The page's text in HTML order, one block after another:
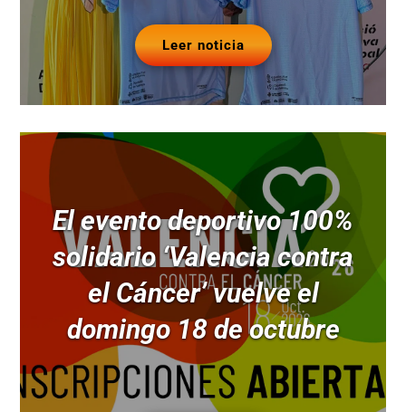
Leer noticia
El evento deportivo 100%
solidario ‘Valencia contra
el Cáncer’ vuelve el
domingo 18 de octubre